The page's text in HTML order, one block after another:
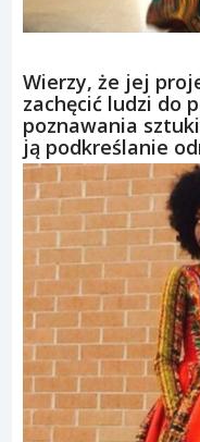
Wierzy, że jej
zachęcić ludzi do
poznawania
ją podkreślanie